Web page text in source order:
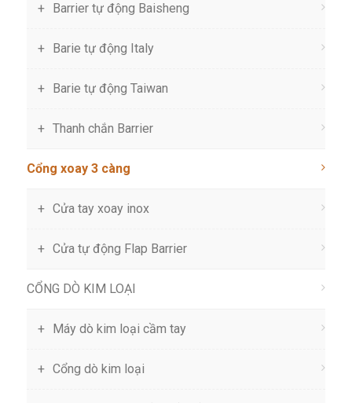
Barrier tự động Baisheng
Barie tự động Italy
Barie tự động Taiwan
Thanh chắn Barrier
Cổng xoay 3 càng
Cửa tay xoay inox
Cửa tự động Flap Barrier
CỔNG DÒ KIM LOẠI
Máy dò kim loại cầm tay
Cổng dò kim loại